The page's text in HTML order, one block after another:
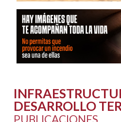
DESARROLLO
PUBLICACIONES